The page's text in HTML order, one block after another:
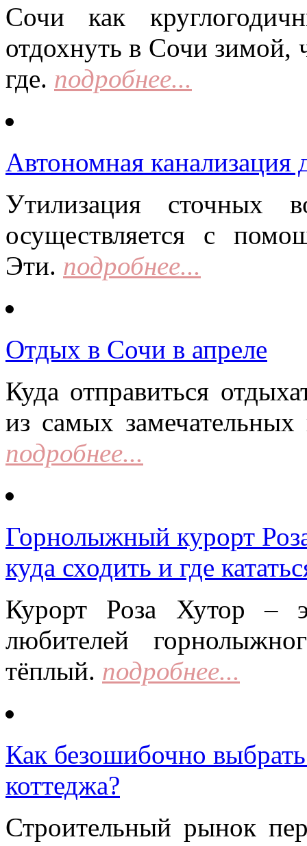
Сочи как
отдохнуть в Сочи зимой,
где. подробнее...
Автономная канализация
Утилизация сточных
осуществляется с
Эти. подробнее...
Отдых в Сочи в апреле
Куда отправиться
из самых замечательных
подробнее...
Горнолыжный курорт
куда сходить и где
Курорт Роза Хутор –
любителей
тёплый. подробнее...
Как безошибочно
коттеджа?
Строительный рынок